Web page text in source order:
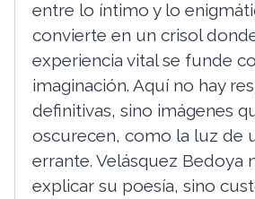
entre lo íntimo y lo
convierte en un crisol
experiencia vital se funde
imaginación. Aquí no hay
definitivas, sino imágenes
oscurecen, como la luz de
errante. Velásquez Bedoya
explicar su poesía, sino